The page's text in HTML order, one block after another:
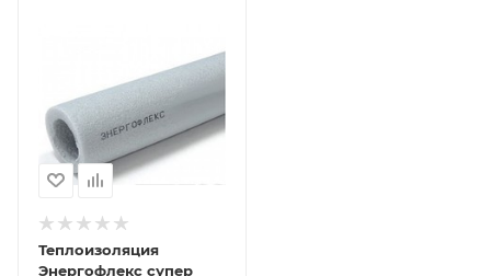
Теплоизоляция
Энергофлекс супер